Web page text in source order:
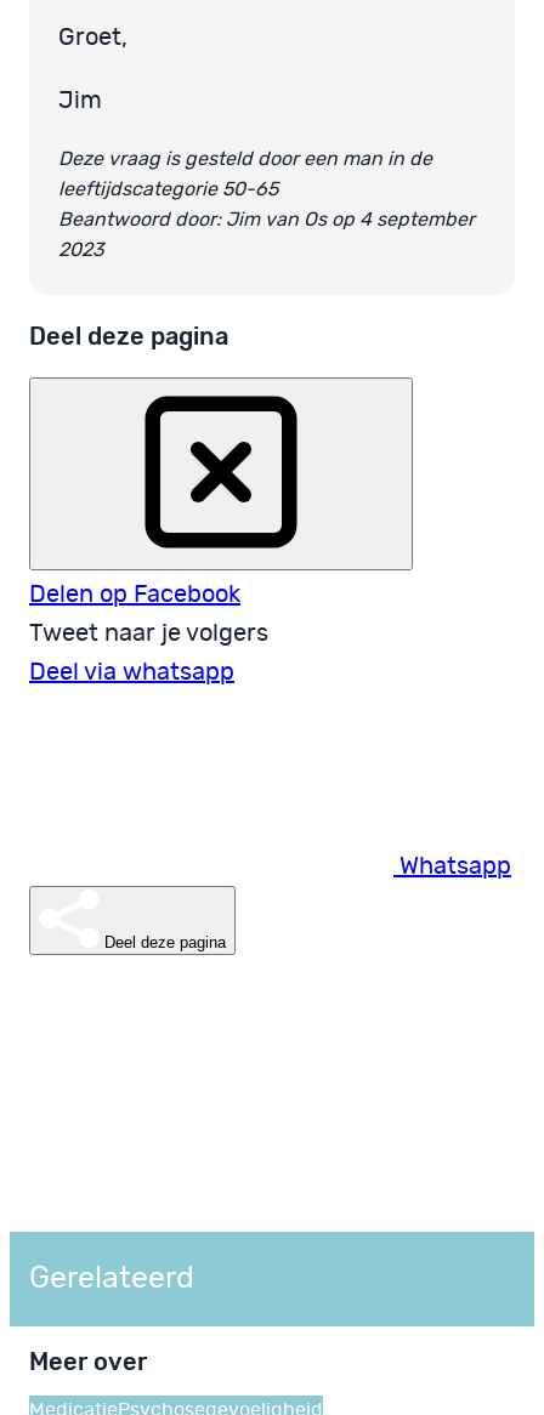
Groet,
Jim
Deze vraag is gesteld door een man in de
leeftijdscategorie 50-65
Beantwoord door: Jim van Os op 4 september
2023
Deel deze pagina
Delen op Facebook
Tweet naar je volgers
Deel via whatsapp
Whatsapp
Deel deze pagina
Gerelateerd
Meer over
Medicatie Psychosegevoeligheid